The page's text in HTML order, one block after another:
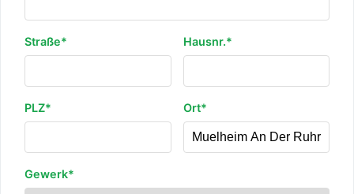
Straße* Hausnr.*
PLZ* Ort*
Gewerk*